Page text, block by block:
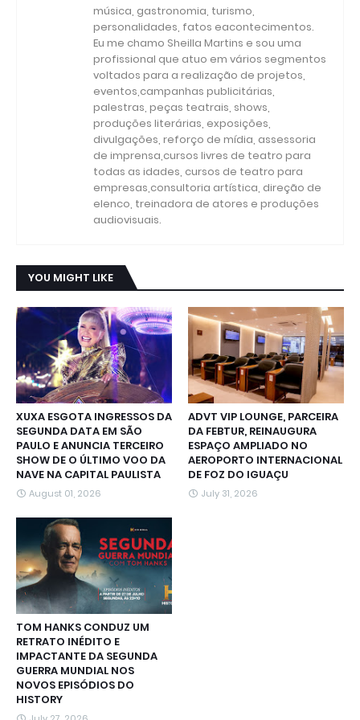
música, gastronomia, turismo,
personalidades, fatos eacontecimentos.
Eu me chamo Sheilla Martins e sou uma
profissional que atuo em vários segmentos
voltados para a realização de projetos,
eventos,campanhas publicitárias,
palestras, peças teatrais, shows,
produções literárias, exposições,
divulgações, reforço de mídia, assessoria
de imprensa,cursos livres de teatro para
todas as idades, cursos de teatro para
empresas,consultoria artística, direção de
elenco, treinadora de atores e produções
audiovisuais.
YOU MIGHT LIKE
XUXA ESGOTA INGRESSOS DA
SEGUNDA DATA EM SÃO
PAULO E ANUNCIA TERCEIRO
SHOW DE O ÚLTIMO VOO DA
NAVE NA CAPITAL PAULISTA
August 01, 2026
ADVT VIP LOUNGE, PARCEIRA
DA FEBTUR, REINAUGURA
ESPAÇO AMPLIADO NO
AEROPORTO INTERNACIONAL
DE FOZ DO IGUAÇU
July 31, 2026
TOM HANKS CONDUZ UM
RETRATO INÉDITO E
IMPACTANTE DA SEGUNDA
GUERRA MUNDIAL NOS
NOVOS EPISÓDIOS DO
HISTORY